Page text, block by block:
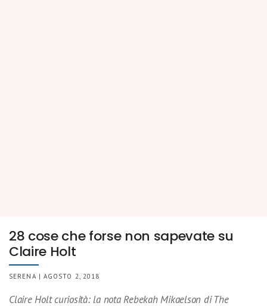
28 cose che forse non sapevate su
Claire Holt
SERENA | AGOSTO 2, 2018
Claire Holt curiosità: la nota Rebekah Mikaelson di The